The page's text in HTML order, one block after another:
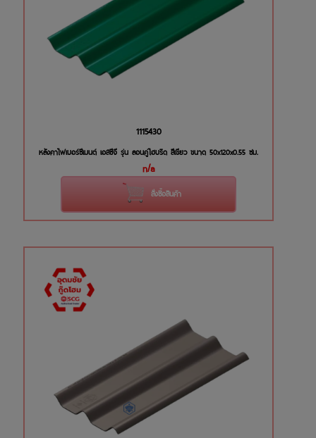
1115430
หลังคาไฟเบอร์ซีเมนต์ เอสซีจี รุ่น ลอนคู่ไฮบริด สีเขียว ขนาด 50x120x0.55 ซม.
n/a
สั่งซื้อสินค้า